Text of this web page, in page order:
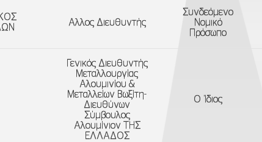
Aλλος Διευθυντής
Συνδεόμενο
Νομικό
Πρόσωπο
Γενικός Διευθυντής
Μεταλλουργίας
Αλουμινίου &
Μεταλλείων Βωξίτη-
Διευθύνων
Σύμβουλος
Αλουμίνιον ΤΗΣ
ΕΛΛΑΔΟΣ
Ο Ίδιος